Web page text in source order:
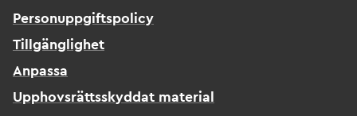
Personuppgiftspolicy
Tillgänglighet
Anpassa
Upphovsrättsskyddat material